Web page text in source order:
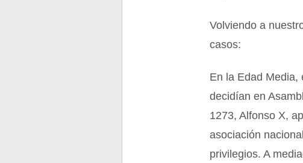
Volviendo a
casos:
En la Edad Media,
decidían en
1273, Alfonso X,
asociación
privilegios. A